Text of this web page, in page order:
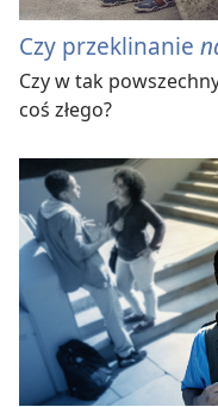
Czy przeklinanie
Czy w tak
coś złego?